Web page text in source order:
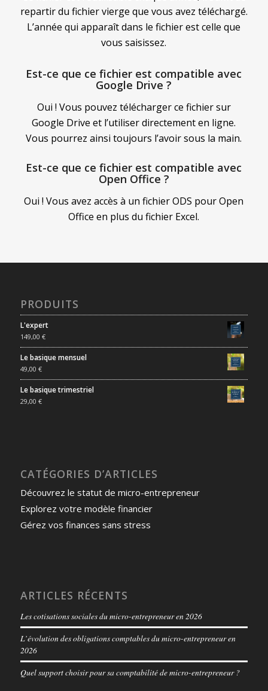
repartir du fichier vierge que vous avez téléchargé.
L’année qui apparaît dans le fichier est celle que
vous saisissez.
Est-ce que ce fichier est compatible avec
Google Drive ?
Oui ! Vous pouvez télécharger ce fichier sur
Google Drive et l’utiliser directement en ligne.
Vous pourrez ainsi toujours l’avoir sous la main.
Est-ce que ce fichier est compatible avec
Open Office ?
Oui ! Vous avez accès à un fichier ODS pour Open
Office en plus du fichier Excel.
PRODUITS
L'expert
149,00 €
Le basique mensuel
49,00 €
Le basique trimestriel
29,00 €
CATÉGORIES D’ARTICLES
Découvrez le statut de micro-entrepreneur
Explorez votre modèle financier
Gérez vos finances sans stress
ARTICLES RÉCENTS
Les cotisations sociales du micro-entrepreneur en 2026
L’évolution des obligations comptables du micro-entrepreneur en
2026
Quel support choisir pour sa comptabilité de micro-entrepreneur ?